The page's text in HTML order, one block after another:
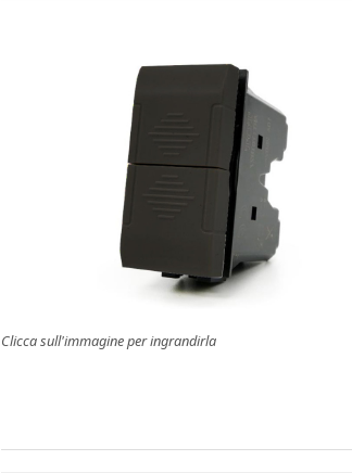
Clicca sull'immagine per ingrandirla